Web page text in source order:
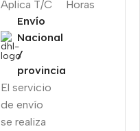
Aplica T/C
Horas
Envío
Nacional
/
provincia
El servicio
de envío
se realiza